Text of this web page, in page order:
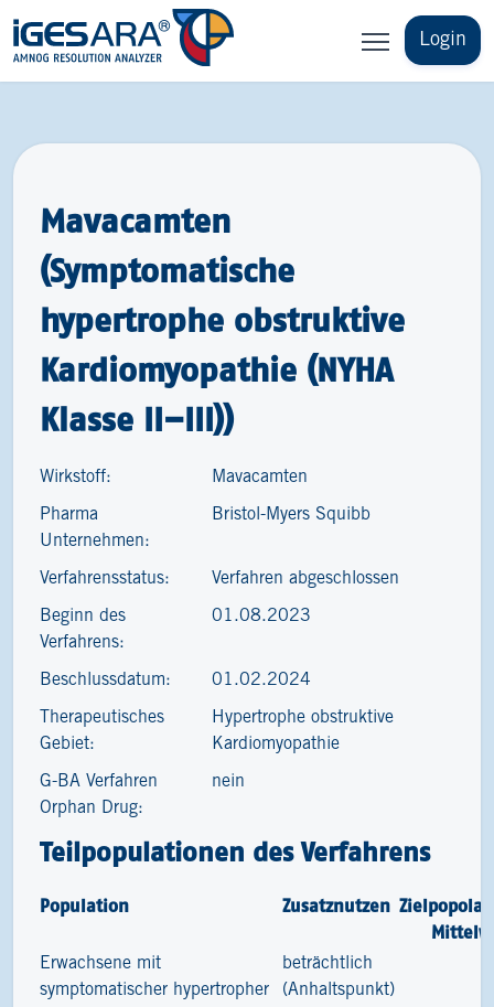
Login
Mavacamten
(Symptomatische
hypertrophe obstruktive
Kardiomyopathie (NYHA
Klasse II–III))
Wirkstoff: Mavacamten
Pharma
Unternehmen:
Bristol-Myers Squibb
Verfahrensstatus: Verfahren abgeschlossen
Beginn des
Verfahrens:
01.08.2023
Beschlussdatum: 01.02.2024
Therapeutisches
Gebiet:
Hypertrophe obstruktive
Kardiomyopathie
G-BA Verfahren
Orphan Drug:
nein
Teilpopulationen des Verfahrens
Population Zusatznutzen
Erwachsene mit
symptomatischer hypertropher
beträchtlich
(Anhaltspunkt)